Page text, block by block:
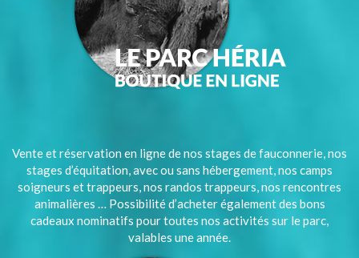
Vente et réservation en ligne de nos stages de fauconnerie, nos
stages d’équitation, avec ou sans hébergement, nos camps
soigneurs et trappeurs, nos randos trappeurs, nos rencontres
animalières … Possibilité d’acheter également des bons
cadeaux nominatifs pour toutes nos activités sur le parc,
valables une année.